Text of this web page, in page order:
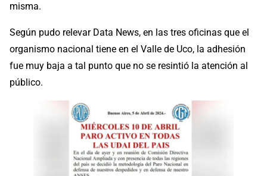
misma.
Según pudo relevar Data News, en las tres oficinas que el
organismo nacional tiene en el Valle de Uco, la adhesión
fue muy baja a tal punto que no se resintió la atención al
público.